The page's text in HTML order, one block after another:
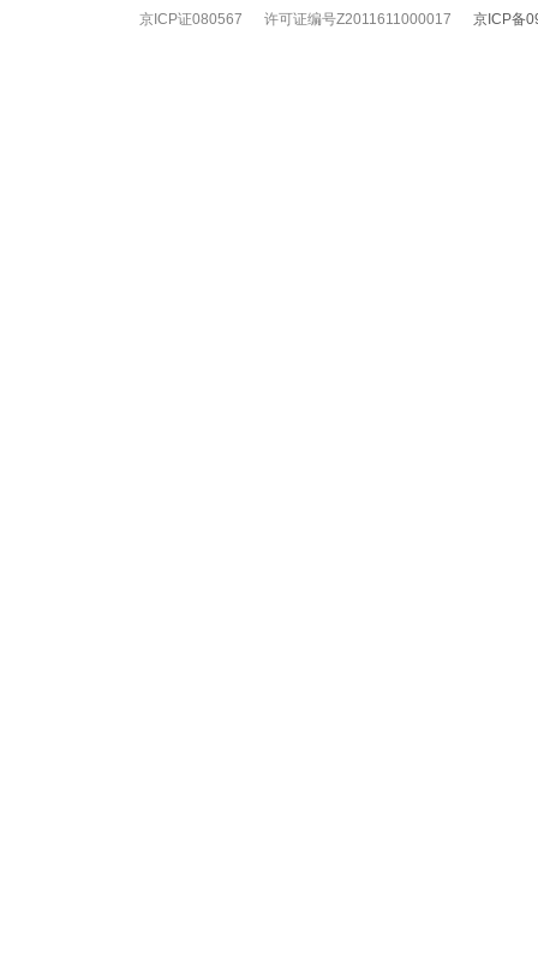
京ICP证080567 许可证编号Z2011611000017 京ICP备